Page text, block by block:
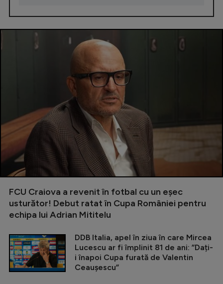
FCU Craiova a revenit în fotbal cu un eșec
usturător! Debut ratat în Cupa României pentru
echipa lui Adrian Mititelu
DDB Italia, apel în ziua în care Mircea
Lucescu ar fi împlinit 81 de ani: ”Dați-
i înapoi Cupa furată de Valentin
Ceaușescu”